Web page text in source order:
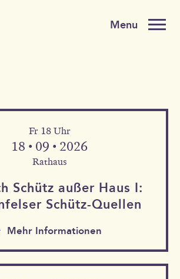
Fr 18 Uhr
18 • 09 • 2026
Rathaus
Schütz außer Haus I:
Schütz-Quellen
Mehr Informationen